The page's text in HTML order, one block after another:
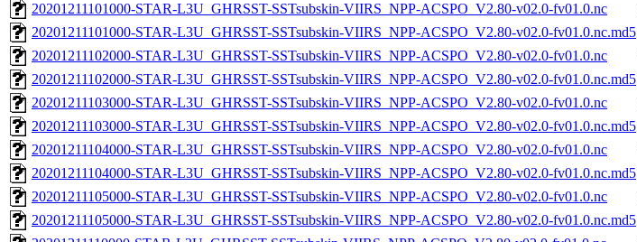
20201211101000-STAR-L3U_GHRSST-SSTsubskin-VIIRS_NPP-ACSPO_V2.80-v02.0-fv01.0.nc
20201211101000-STAR-L3U_GHRSST-SSTsubskin-VIIRS_NPP-ACSPO_V2.80-v02.0-fv01.0.nc.md5
20201211102000-STAR-L3U_GHRSST-SSTsubskin-VIIRS_NPP-ACSPO_V2.80-v02.0-fv01.0.nc
20201211102000-STAR-L3U_GHRSST-SSTsubskin-VIIRS_NPP-ACSPO_V2.80-v02.0-fv01.0.nc.md5
20201211103000-STAR-L3U_GHRSST-SSTsubskin-VIIRS_NPP-ACSPO_V2.80-v02.0-fv01.0.nc
20201211103000-STAR-L3U_GHRSST-SSTsubskin-VIIRS_NPP-ACSPO_V2.80-v02.0-fv01.0.nc.md5
20201211104000-STAR-L3U_GHRSST-SSTsubskin-VIIRS_NPP-ACSPO_V2.80-v02.0-fv01.0.nc
20201211104000-STAR-L3U_GHRSST-SSTsubskin-VIIRS_NPP-ACSPO_V2.80-v02.0-fv01.0.nc.md5
20201211105000-STAR-L3U_GHRSST-SSTsubskin-VIIRS_NPP-ACSPO_V2.80-v02.0-fv01.0.nc
20201211105000-STAR-L3U_GHRSST-SSTsubskin-VIIRS_NPP-ACSPO_V2.80-v02.0-fv01.0.nc.md5